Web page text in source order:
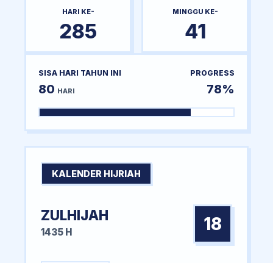
HARI KE-
285
MINGGU KE-
41
SISA HARI TAHUN INI
80 HARI
PROGRESS
78%
KALENDER HIJRIAH
ZULHIJAH
1435 H 18